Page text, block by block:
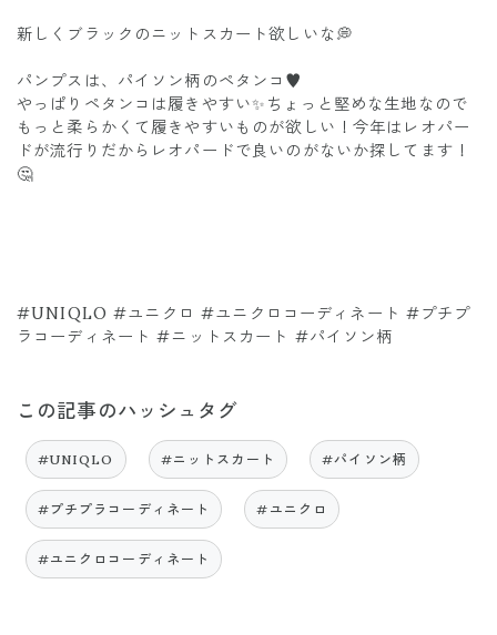
新しくブラックのニットスカート欲しいな💭
パンプスは、パイソン柄のペタンコ♥️
やっぱりペタンコは履きやすい✨ちょっと堅めな生地なので
もっと柔らかくて履きやすいものが欲しい！今年はレオパー
ドが流行りだからレオパードで良いのがないか探してます！
🤔
#UNIQLO #ユニクロ #ユニクロコーディネート #プチプ
ラコーディネート #ニットスカート #パイソン柄
この記事のハッシュタグ
#UNIQLO #ニットスカート #パイソン柄
#プチプラコーディネート #ユニクロ
#ユニクロコーディネート